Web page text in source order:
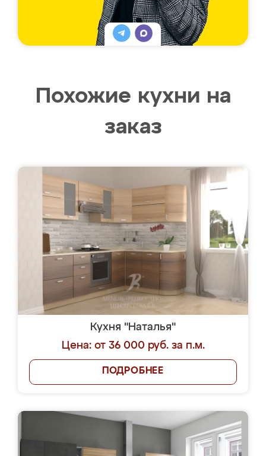
Похожие кухни на
заказ
Кухня "Наталья"
Цена: от 36 000 руб. за п.м.
ПОДРОБНЕЕ